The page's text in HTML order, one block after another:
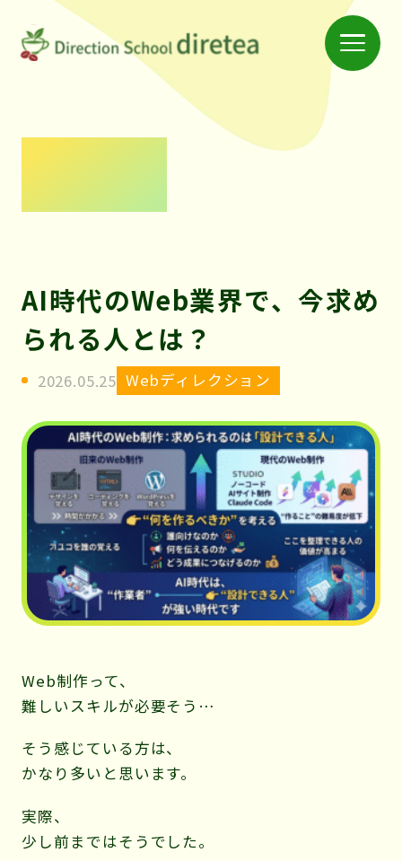
仲
る
ー
ル
「デ
レ
ー」
Menu
AI時代のWeb業界で、今求め
られる人とは？
2026.05.25 Webディレクション
Web制作って、
難しいスキルが必要そう…
そう感じている方は、
かなり多いと思います。
実際、
少し前まではそうでした。